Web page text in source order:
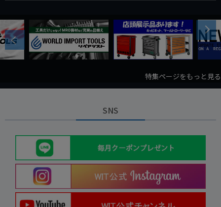
Previous
Next
特集ページをもっと見る
SNS